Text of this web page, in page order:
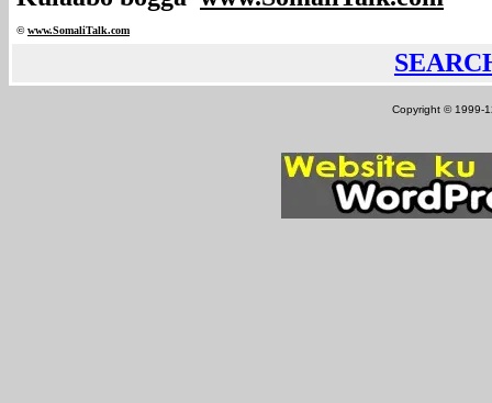
©www.SomaliTalk.com
Copyright © 1999-